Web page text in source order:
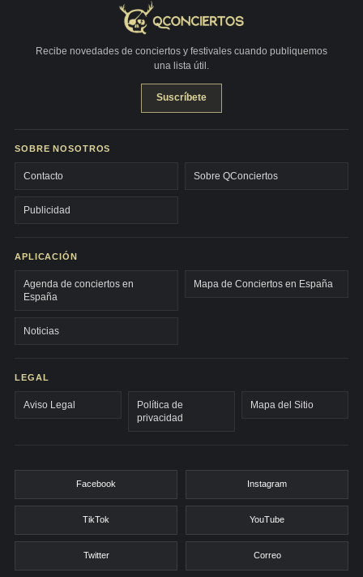
Recibe novedades de conciertos y festivales cuando publiquemos
una lista útil.
Suscríbete
SOBRE NOSOTROS
Contacto Sobre QConciertos
Publicidad
APLICACIÓN
Agenda de conciertos en
España
Mapa de Conciertos en España
Noticias
LEGAL
Aviso Legal
Política de
privacidad
Mapa del Sitio
Facebook Instagram
TikTok YouTube
Twitter Correo